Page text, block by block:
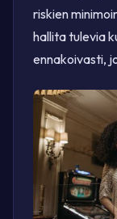
riskien
hallita tulevia
ennakoivasti,